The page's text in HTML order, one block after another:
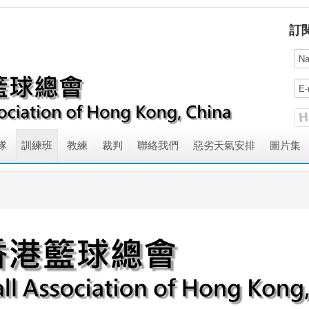
訂
訓練班 教練 裁判 聯絡我們 惡劣天氣安排 圖片集